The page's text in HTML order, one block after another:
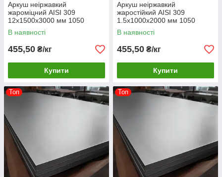
Аркуш неіржавкий
жароміцний AISI 309
12х1500х3000 мм 1050
градусів
В наявності
455,50 ₴/кг
Купити
Аркуш неіржавкий
жаростійкий AISI 309
1.5х1000х2000 мм 1050
градусів
В наявності
455,50 ₴/кг
Купити
Топ Топ